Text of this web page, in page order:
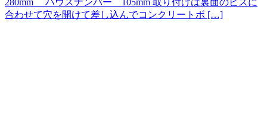
280mm ハウスナンバー 105mm 取り付けは裏面のビスに
合わせて穴を開けて差し込んでコンクリートボ […]